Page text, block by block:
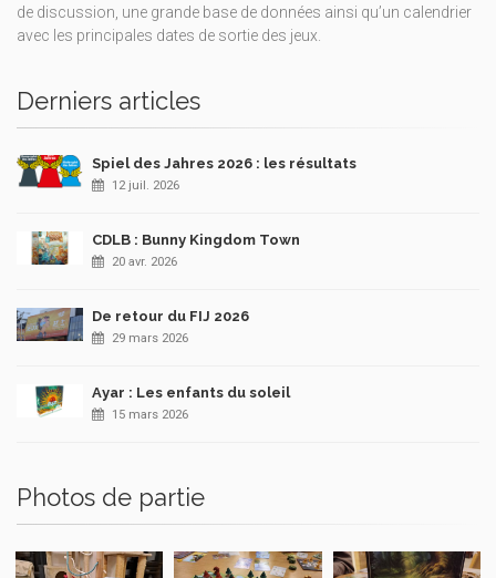
de discussion, une grande base de données ainsi qu’un calendrier
avec les principales dates de sortie des jeux.
Derniers articles
Spiel des Jahres 2026 : les résultats
12 juil. 2026
CDLB : Bunny Kingdom Town
20 avr. 2026
De retour du FIJ 2026
29 mars 2026
Ayar : Les enfants du soleil
15 mars 2026
Photos de partie